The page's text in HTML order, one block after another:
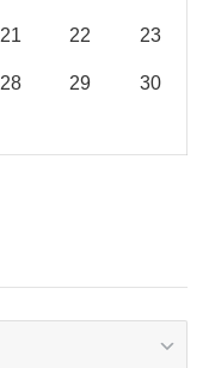
21 22 23
28 29 30